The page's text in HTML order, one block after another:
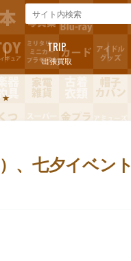
出張買取
TRIP
★
、七夕イベント